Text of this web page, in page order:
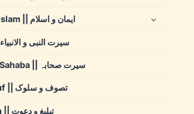
Iman wa Islam || ایمان و اسلام
Seerat || سیرت النبی و الانبیاء
Seerat e Sahaba || سیرت صحابہ
Tasawwuf || تصوف و سلوک
Tableegh || تبلیغ و دعوت